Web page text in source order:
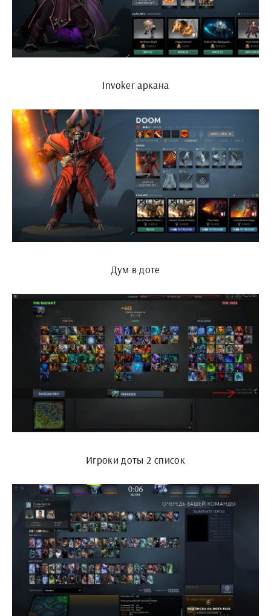
Invoker аркана
Дум в доте
Игроки доты 2 список